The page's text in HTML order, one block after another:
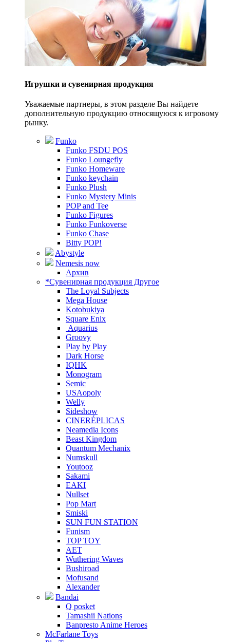
Игрушки и сувенирная продукция
Уважаемые партнеры, в этом разделе Вы найдете
дополнительную продукцию относящуюся к игровому
рынку.
Funko
Funko FSDU POS
Funko Loungefly
Funko Homeware
Funko keychain
Funko Plush
Funko Mystery Minis
POP and Tee
Funko Figures
Funko Funkoverse
Funko Chase
Bitty POP!
Abystyle
Nemesis now
Архив
*Сувенирная продукция Другое
The Loyal Subjects
Mega House
Kotobukiya
Square Enix
Aquarius
Groovy
Play by Play
Dark Horse
IQHK
Monogram
Semic
USAopoly
Welly
Sideshow
CINERÉPLICAS
Neamedia Icons
Beast Kingdom
Quantum Mechanix
Numskull
Youtooz
Sakami
EAKI
Nullset
Pop Mart
Smiski
SUN FUN STATION
Funism
TOP TOY
AET
Wuthering Waves
Bushiroad
Mofusand
Alexander
Bandai
Q posket
Tamashii Nations
Banpresto Anime Heroes
McFarlane Toys